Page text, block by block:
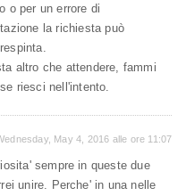
o per un errore di
la richiesta può
altro che attendere, fammi
riesci nell'intento.
May 4, 2016 alle ore 11:07
sempre in queste due
unire. Perche' in una nelle